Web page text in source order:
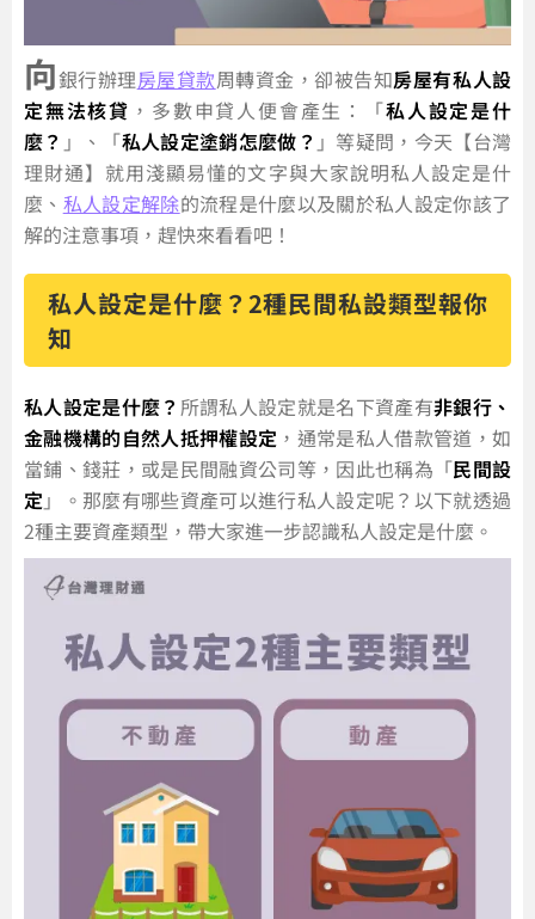
向銀行辦理房屋貸款周轉資金，卻被告知房屋有私人設
定無法核貸 ，多數申貸人便會產生：「私人設定是什
麼？ 」、「私人設定塗銷怎麼做？ 」等疑問，今天【台灣
理財通】就用淺顯易懂的文字與大家說明私人設定是什
麼、 私人設定解除的流程是什麼以及關於私人設定你該了
解的注意事項，趕快來看看吧！
私人設定是什麼？2種民間私設類型報你
知
私人設定是什麼？ 所謂私人設定就是名下資產有非銀行、
金融機構的自然人抵押權設定 ，通常是私人借款管道，如
當鋪、錢莊，或是民間融資公司等，因此也稱為「民間設
定」。那麼有哪些資產可以進行私人設定呢？以下就透過
2種主要資產類型，帶大家進一步認識私人設定是什麼。